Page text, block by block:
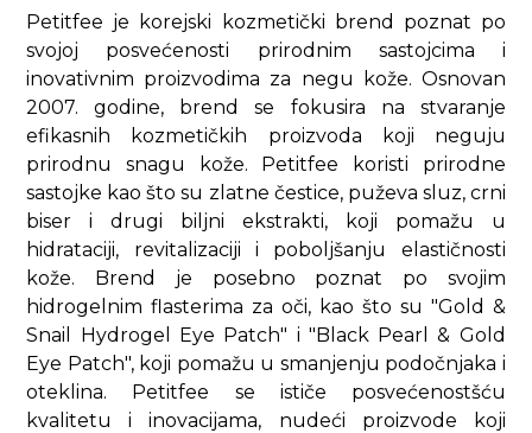
Petitfee je korejski kozmetički brend poznat po
svojoj posvećenosti prirodnim sastojcima i
inovativnim proizvodima za negu kože. Osnovan
2007. godine, brend se fokusira na stvaranje
efikasnih kozmetičkih proizvoda koji neguju
prirodnu snagu kože. Petitfee koristi prirodne
sastojke kao što su zlatne čestice, puževa sluz, crni
biser i drugi biljni ekstrakti, koji pomažu u
hidrataciji, revitalizaciji i poboljšanju elastičnosti
kože. Brend je posebno poznat po svojim
hidrogelnim flasterima za oči, kao što su "Gold &
Snail Hydrogel Eye Patch" i "Black Pearl & Gold
Eye Patch", koji pomažu u smanjenju podočnjaka i
oteklina. Petitfee se ističe posvećenostšću
kvalitetu i inovacijama, nudeći proizvode koji